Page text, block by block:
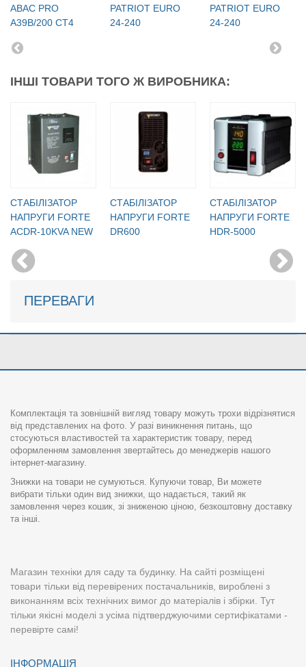
ABAC PRO
A39B/200 CT4
PATRIOT EURO
24-240
PATRIOT EURO
24-240
ІНШІ ТОВАРИ ТОГО Ж ВИРОБНИКА:
CТАБІЛІЗАТОР
НАПРУГИ FORTE
ACDR-10KVA NEW
CТАБІЛІЗАТОР
НАПРУГИ FORTE
DR600
CТАБІЛІЗАТОР
НАПРУГИ FORTE
HDR-5000
ПЕРЕВАГИ
Комплектація та зовнішній вигляд товару можуть трохи відрізнятися
від представлених на фото. У разі виникнення питань, що
стосуються властивостей та характеристик товару, перед
оформленням замовлення звертайтесь до менеджерів нашого
інтернет-магазину.
Знижки на товари не сумуються. Купуючи товар, Ви можете
вибрати тільки один вид знижки, що надається, такий як
замовлення через кошик, зі зниженою ціною, безкоштовну доставку
та інші.
Магазин техніки для саду та будинку. На сайті розміщені
товари тільки від перевірених постачальників, вироблені з
виконанням всіх технічних вимог до матеріалів і збірки. Тут
тільки якісні моделі з усіма підтверджуючими сертифікатами -
перевірте самі!
ІНФОРМАЦІЯ